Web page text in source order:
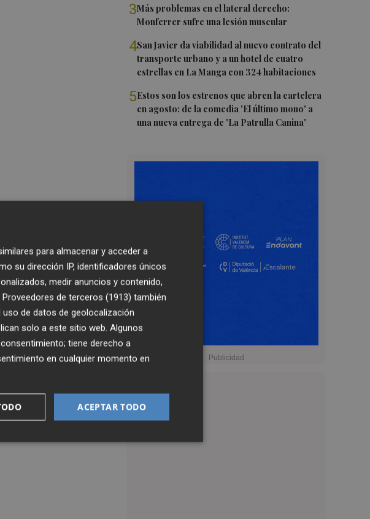
3Más problemas en el lateral derecho:
Monferrer sufre una lesión muscular
4San Javier da viabilidad al nuevo contrato del
transporte urbano y a un hotel de cuatro
estrellas en La Manga con 324 habitaciones
5Estos son los estrenos que abren la cartelera
en agosto: de la comedia 'El último mono' a
una nueva entrega de 'La Patrulla Canina'
para almacenar y acceder a
su dirección IP, identificadores únicos
medir anuncios y contenido,
Proveedores de terceros (1913) también
de datos de geolocalización
solo a este sitio web. Algunos
tiene derecho a
en cualquier momento en
ACEPTAR TODO